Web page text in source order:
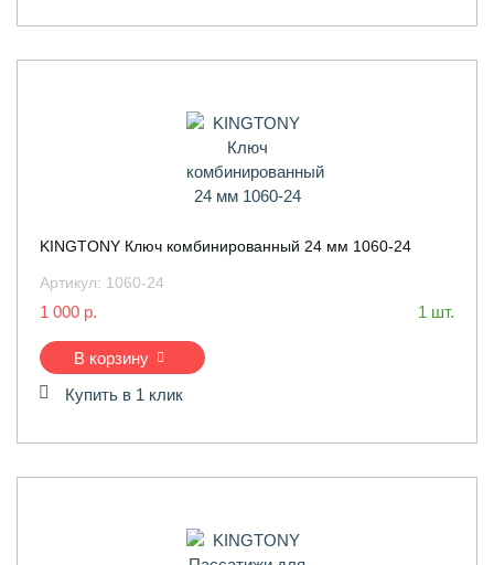
KINGTONY Ключ комбинированный 24 мм 1060-24
Артикул: 1060-24
1 000 р. 1 шт.
В корзину
Купить в 1 клик